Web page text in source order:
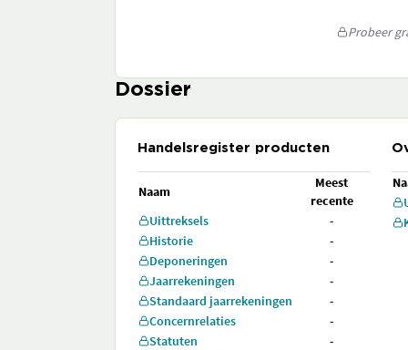
Probeer
Dossier
Handelsregister producten
Naam
Meest
recente
Uittreksels
-
Historie
-
Deponeringen
-
Jaarrekeningen
-
Standaard jaarrekeningen
-
Concernrelaties
-
Statuten
-